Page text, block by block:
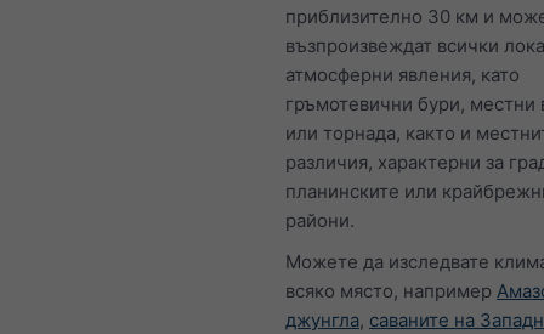
приблизително 30 км и
възпроизвеждат всички
атмосферни явления, като
гръмотевични бури, местни
или торнада, както и
различия, характерни за
планинските или
райони.
Можете да изследвате
всяко място, например
джунгла, саваните на